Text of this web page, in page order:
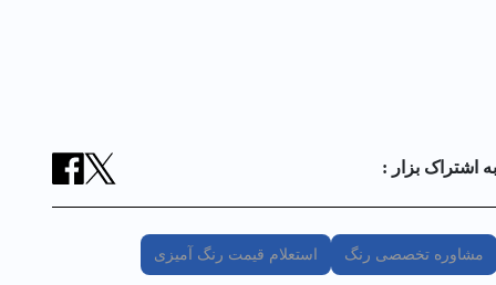
به اشتراک بزار :
مشاوره تخصصی رنگ استعلام قیمت رنگ آمیزی